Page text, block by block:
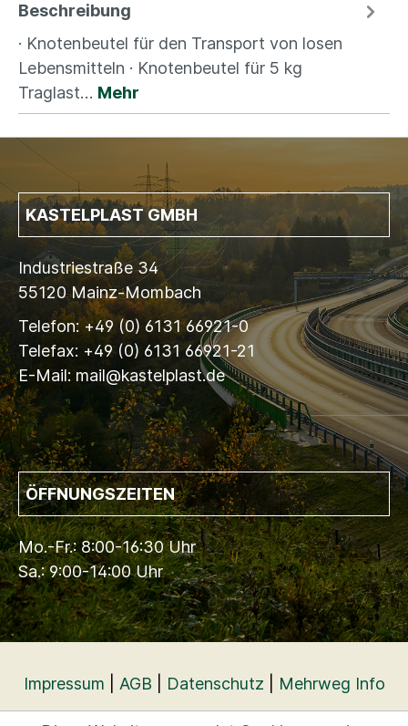
Beschreibung
· Knotenbeutel für den Transport von losen
Lebensmitteln · Knotenbeutel für 5 kg
Traglast… Mehr
KASTELPLAST GMBH
Industriestraße 34
55120 Mainz-Mombach
Telefon: +49 (0) 6131 66921-0
Telefax: +49 (0) 6131 66921-21
E-Mail: mail@kastelplast.de
ÖFFNUNGSZEITEN
Mo.-Fr.: 8:00-16:30 Uhr
Sa.: 9:00-14:00 Uhr
Impressum AGB Datenschutz Mehrweg Info